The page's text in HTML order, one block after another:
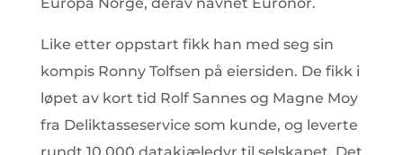
Like etter oppstart fikk han med seg sin
kompis Ronny Tolfsen på eiersiden. De fikk i
løpet av kort tid Rolf Sannes og Magne Moy
fra Deliktasseservice som kunde, og leverte
rundt 10.000 datakjæledyr til selskapet. Det